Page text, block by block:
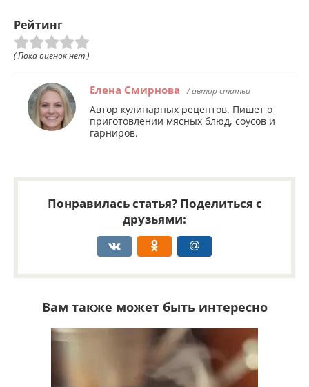
Рейтинг
( Пока оценок нет )
Елена Смирнова / автор статьи
Автор кулинарных рецептов. Пишет о
приготовлении мясных блюд, соусов и
гарниров.
Понравилась статья? Поделиться с
друзьями:
Вам также может быть интересно